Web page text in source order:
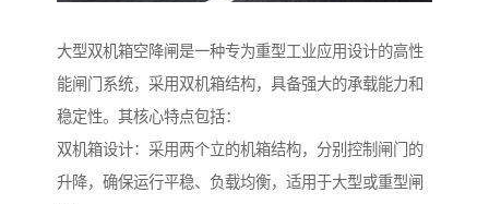
大型双机箱空降闸是一种专为重型工业应用设计的高性
能闸门系统，采用双机箱结构，具备强大的承载能力和
稳定性。其核心特点包括：
双机箱设计：采用两个立的机箱结构，分别控制闸门的
升降，确保运行平稳、负载均衡，适用于大型或重型闸